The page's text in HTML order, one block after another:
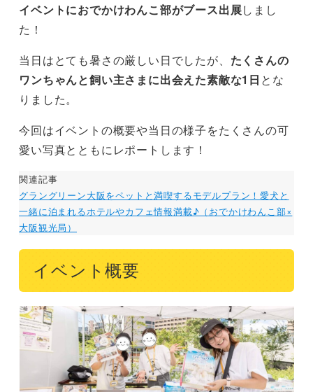
イベントにおでかけわんこ部がブース出展しまし
た！
当日はとても暑さの厳しい日でしたが、 たくさんの
ワンちゃんと飼い主さまに出会えた素敵な1日 とな
りました。
今回はイベントの概要や当日の様子をたくさんの可
愛い写真とともにレポートします！
関連記事
グラングリーン大阪をペットと満喫するモデルプラン！愛犬と
一緒に泊まれるホテルやカフェ情報満載♪（おでかけわんこ部×
大阪観光局）
イベント概要